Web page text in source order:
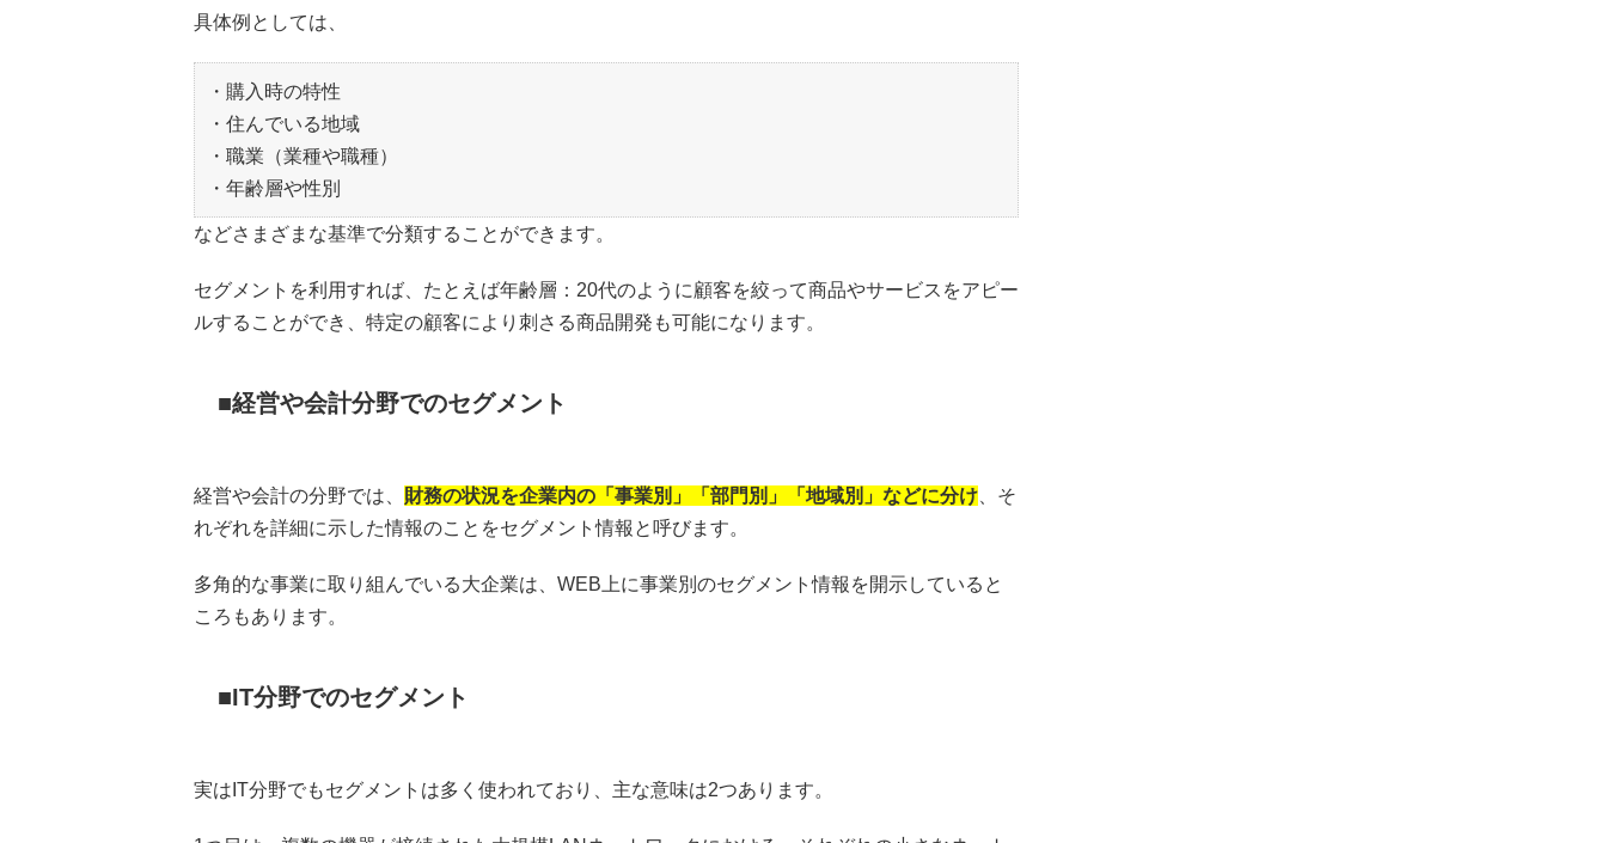
具体例としては、
・購入時の特性
・住んでいる地域
・職業（業種や職種）
・年齢層や性別
などさまざまな基準で分類することができます。
セグメントを利用すれば、たとえば年齢層：20代のように顧客を絞って商品やサービスをアピー
ルすることができ、特定の顧客により刺さる商品開発も可能になります。
経営や会計分野でのセグメント
経営や会計の分野では、 財務の状況を企業内の「事業別」「部門別」「地域別」などに分け 、そ
れぞれを詳細に示した情報のことをセグメント情報と呼びます。
多角的な事業に取り組んでいる大企業は、WEB上に事業別のセグメント情報を開示していると
ころもあります。
IT分野でのセグメント
実はIT分野でもセグメントは多く使われており、主な意味は2つあります。